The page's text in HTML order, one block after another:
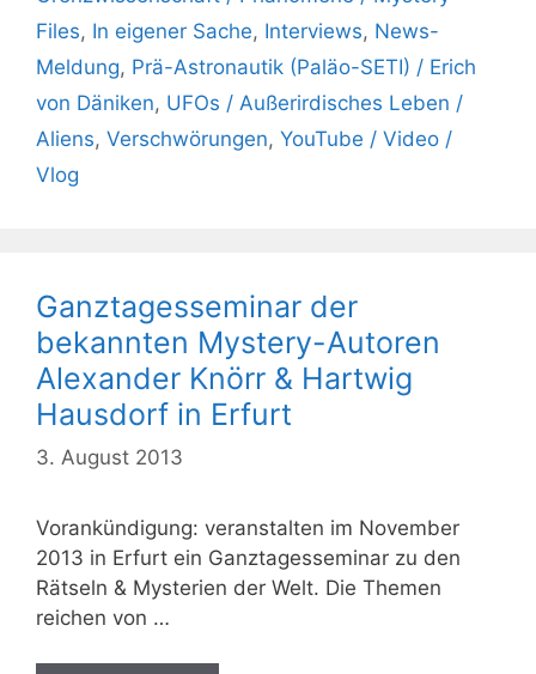
Files, In eigener Sache, Interviews, News-
Meldung, Prä-Astronautik (Paläo-SETI) / Erich
von Däniken, UFOs / Außerirdisches Leben /
Aliens, Verschwörungen, YouTube / Video /
Vlog
Ganztagesseminar der
bekannten Mystery-Autoren
Alexander Knörr & Hartwig
Hausdorf in Erfurt
3. August 2013
Vorankündigung: veranstalten im November
2013 in Erfurt ein Ganztagesseminar zu den
Rätseln & Mysterien der Welt. Die Themen
reichen von …